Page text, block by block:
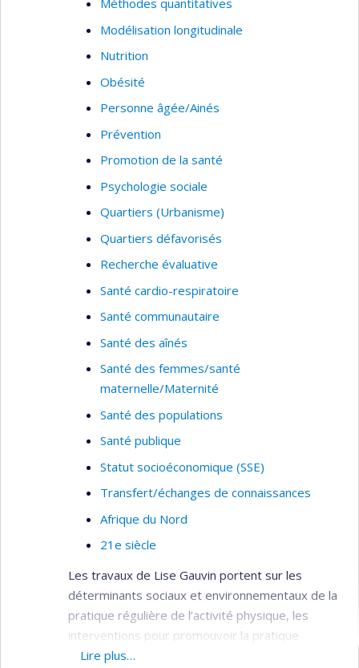
Méthodes quantitatives
Modélisation longitudinale
Nutrition
Obésité
Personne âgée/Ainés
Prévention
Promotion de la santé
Psychologie sociale
Quartiers (Urbanisme)
Quartiers défavorisés
Recherche évaluative
Santé cardio-respiratoire
Santé communautaire
Santé des aînés
Santé des femmes/santé
maternelle/Maternité
Santé des populations
Santé publique
Statut socioéconomique (SSE)
Transfert/échanges de connaissances
Afrique du Nord
21e siècle
Les travaux de Lise Gauvin portent sur les
déterminants sociaux et environnementaux de la
pratique régulière de l’activité physique, les
interventions pour promouvoir la pratique
régulière de l’activité physique au niveau
Lire plus…